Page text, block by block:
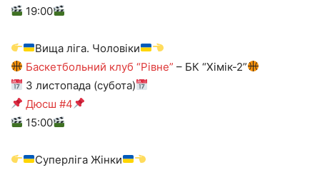
19:00
Вища ліга. Чоловіки
Баскетбольний клуб “Рівне” – БК “Хімік-2”
3 листопада (субота)
Дюсш #4
15:00
Суперліга Жінки